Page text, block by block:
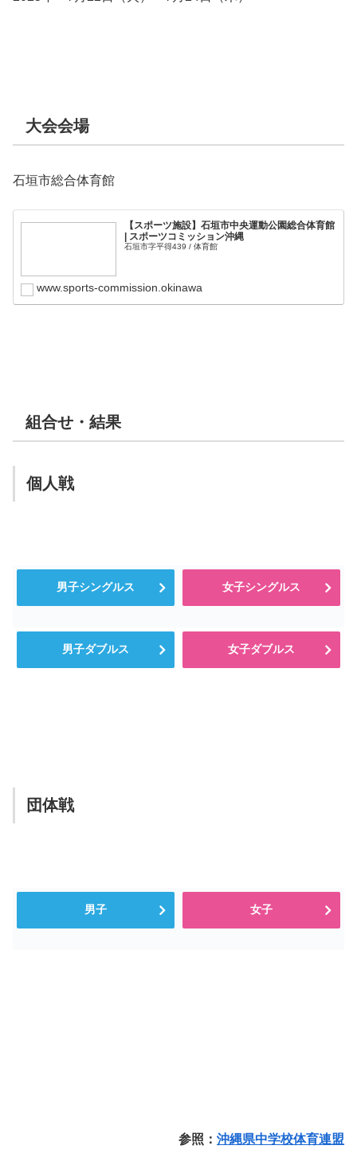
大会会場
石垣市総合体育館
【スポーツ施設】石垣市中央運動公園総合体育館
| スポーツコミッション沖縄
石垣市字平得439 / 体育館
www.sports-commission.okinawa
組合せ・結果
個人戦
男子シングルス 女子シングルス
男子ダブルス 女子ダブルス
団体戦
男子 女子
参照： 沖縄県中学校体育連盟